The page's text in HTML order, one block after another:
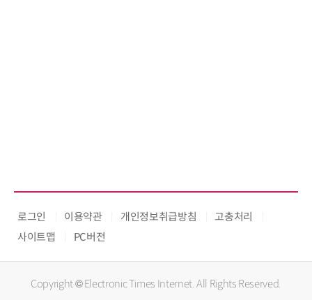
로그인 이용약관 개인정보취급방침
고충처리
사이트맵
PC버전
Copyright © Electronic Times Internet. All Rights Reserved.